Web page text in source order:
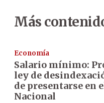
Más
Economía
Salario mínimo:
ley de
de presentarse en
Nacional